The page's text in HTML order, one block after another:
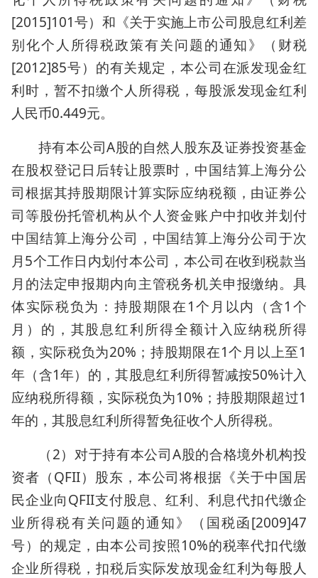
[2015]101号）和《关于实施上市公司股息红利差
别化个人所得税政策有关问题的通知》（财税
[2012]85号）的有关规定，本公司在派发现金红
利时，暂不扣缴个人所得税，每股派发现金红利
人民币0.449元。
持有本公司A股的自然人股东及证券投资基金
在股权登记日后转让股票时，中国结算上海分公
司根据其持股期限计算实际应纳税额，由证券公
司等股份托管机构从个人资金账户中扣收并划付
中国结算上海分公司，中国结算上海分公司于次
月5个工作日内划付本公司，本公司在收到税款当
月的法定申报期内向主管税务机关申报缴纳。具
体实际税负为：持股期限在1个月以内（含1个
月）的，其股息红利所得全额计入应纳税所得
额，实际税负为20%；持股期限在1个月以上至1
年（含1年）的，其股息红利所得暂减按50%计入
应纳税所得额，实际税负为10%；持股期限超过1
年的，其股息红利所得暂免征收个人所得税。
（2）对于持有本公司A股的合格境外机构投
资者（QFII）股东，本公司将根据《关于中国居
民企业向QFII支付股息、红利、利息代扣代缴企
业所得税有关问题的通知》（国税函[2009]47
号）的规定，由本公司按照10%的税率代扣代缴
企业所得税，扣税后实际发放现金红利为每股人